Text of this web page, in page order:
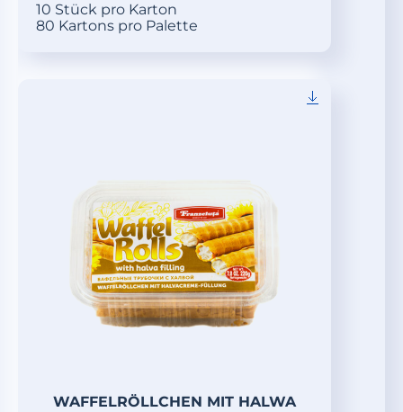
10 Stück pro Karton
80 Kartons pro Palette
WAFFELRÖLLCHEN MIT HALWA